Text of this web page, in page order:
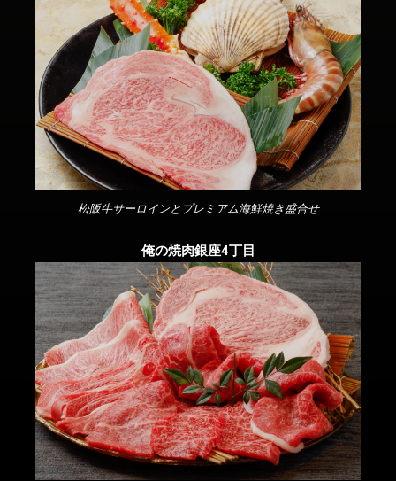
松阪牛サーロインとプレミアム海鮮焼き盛合せ
俺の焼肉銀座4丁目​